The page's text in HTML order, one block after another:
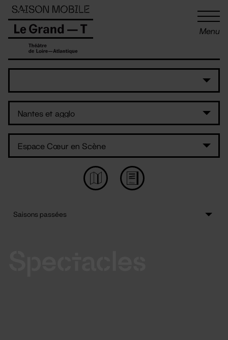
Menu
Panneau de gestion des cookies